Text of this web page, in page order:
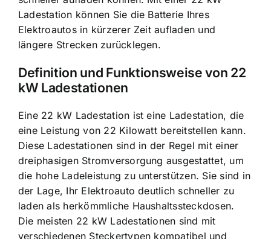
Ladestation können Sie die Batterie Ihres
Elektroautos in kürzerer Zeit aufladen und
längere Strecken zurücklegen.
Definition und Funktionsweise von 22
kW Ladestationen
Eine 22 kW Ladestation ist eine Ladestation, die
eine Leistung von 22 Kilowatt bereitstellen kann.
Diese Ladestationen sind in der Regel mit einer
dreiphasigen Stromversorgung ausgestattet, um
die hohe Ladeleistung zu unterstützen. Sie sind in
der Lage, Ihr Elektroauto deutlich schneller zu
laden als herkömmliche Haushaltssteckdosen.
Die meisten 22 kW Ladestationen sind mit
verschiedenen Steckertypen kompatibel und